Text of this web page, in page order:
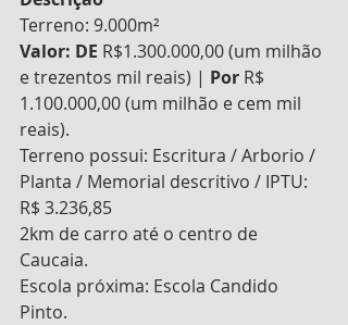
Terreno: 9.000m²
Valor: DE R$1.300.000,00 (um milhão
e trezentos mil reais) | Por R$
1.100.000,00 (um milhão e cem mil
reais).
Terreno possui: Escritura / Arborio /
Planta / Memorial descritivo / IPTU:
R$ 3.236,85
2km de carro até o centro de
Caucaia.
Escola próxima: Escola Candido
Pinto.